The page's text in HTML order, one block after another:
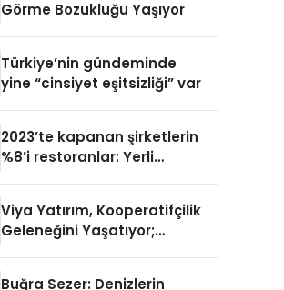
Görme Bozukluğu Yaşıyor
Türkiye’nin gündeminde
yine “cinsiyet eşitsizliği” var
2023’te kapanan şirketlerin
%8’i restoranlar: Yerli
Viya Yatırım, Kooperatifçilik
Geleneğini Yaşatıyor;
Buğra Sezer: Denizlerin